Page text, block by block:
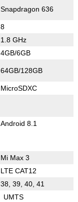
Snapdragon 636
8
1.8 GHz
4GB/6GB
64GB/128GB
MicroSDXC
Android 8.1
Mi Max 3
LTE CAT12
38, 39, 40, 41
UMTS